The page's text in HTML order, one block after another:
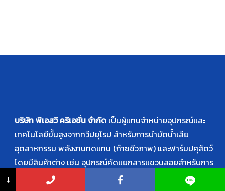
บริษัท พีเอสวี ครีเอชั่น จำกัด เป็นผู้แทนจำหน่ายอุปกรณ์และ
เทคโนโลยีขั้นสูงจากทวีปยุโรป สำหรับการบำบัดน้ำเสีย
อุตสาหกรรม พลังงานทดแทน (ก๊าซชีวภาพ) และฟาร์มปศุสัตว์
โดยมีสินค้าต่าง เช่น อุปกรณ์คัดแยกสารแขวนลอยสำหรับการ
บำบัดน้ำเสียเพื่อให้น้ำบริสุทธิ์, อุปกรณ์ป้อนวัตถุดิบ หรือ หญ้า
↓